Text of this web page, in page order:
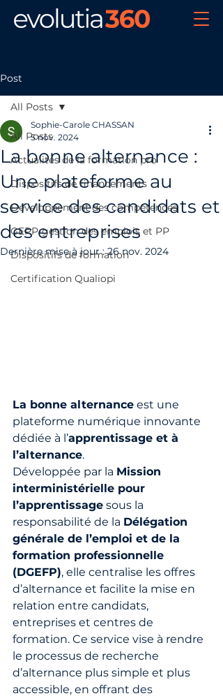
Post
All Posts
Actualités de la formation pro
Dispositifs de financements
Développement des compétences
GEPP-gestion des emplois et PP
Dispositifs de formation
Certification Qualiopi
All Posts
La bonne alternance :
Une plateforme au
service des candidats et
des entreprises
Sophie-Carole CHASSAN
5 nov. 2024
Dernière mise à jour :26 nov. 2024
La bonne alternance est une
plateforme numérique innovante
dédiée à l’apprentissage et à
l’alternance.
Développée par la Mission
interministérielle pour
l’apprentissage sous la
responsabilité de la Délégation
générale de l’emploi et de la
formation professionnelle
(DGEFP), elle centralise les offres
d’alternance et facilite la mise en
relation entre candidats,
entreprises et centres de
formation. Ce service vise à rendre
le processus de recherche
d’alternance plus simple et plus
accessible, en offrant des